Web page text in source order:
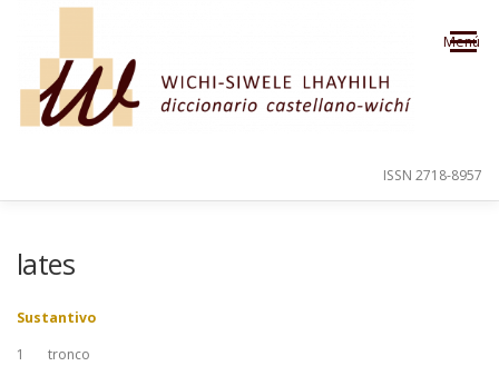
Saltar al contenido
Menú
ORDEN ALFABÉTICO
ISSN 2718-8957
lates
Sustantivo
1
tronco